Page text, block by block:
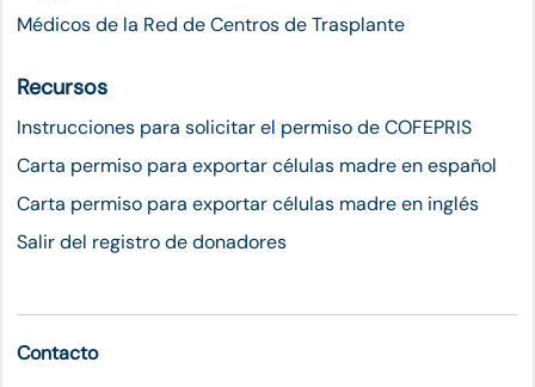
Médicos de la Red de Centros de Trasplante
Recursos
Instrucciones para solicitar el permiso de COFEPRIS
Carta permiso para exportar células madre en español
Carta permiso para exportar células madre en inglés
Salir del registro de donadores
Contacto